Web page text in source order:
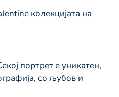
колекцијата на
портрет е уникатен,
со љубов и